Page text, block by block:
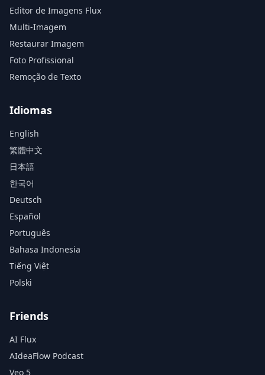
Editor de Imagens Flux
Multi-Imagem
Restaurar Imagem
Foto Profissional
Remoção de Texto
Idiomas
English
繁體中文
日本語
한국어
Deutsch
Español
Português
Bahasa Indonesia
Tiếng Việt
Polski
Friends
AI Flux
AIdeaFlow Podcast
Veo 5